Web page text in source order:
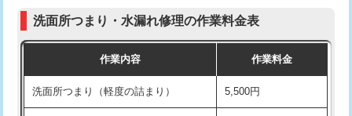
モルタル補修（厚さ10㎝まで） 27,500円
モルタル補修（厚さ10㎝超え） 38,500円
（P/S/ポップアップ））
交換・取付（その他部品） 11,000円+材料費
持込商品取付（単水栓） 13,200円
持込商品取付（混合水栓） 16,500円
洗面所つまり・水漏れ修理の作業料金表
作業内容 作業料金
洗面所つまり（軽度の詰まり） 5,500円